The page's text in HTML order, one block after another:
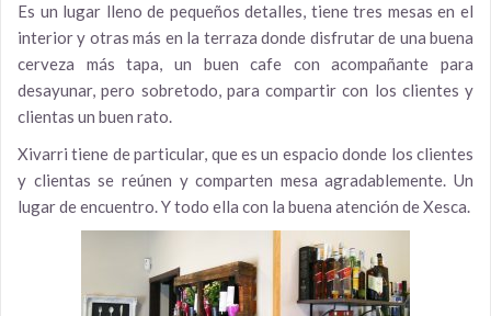
Es un lugar lleno de pequeños detalles, tiene tres mesas en el
interior y otras más en la terraza donde disfrutar de una buena
cerveza más tapa, un buen cafe con acompañante para
desayunar, pero sobretodo, para compartir con los clientes y
clientas un buen rato.
Xivarri tiene de particular, que es un espacio donde los clientes
y clientas se reúnen y comparten mesa agradablemente. Un
lugar de encuentro. Y todo ella con la buena atención de Xesca.